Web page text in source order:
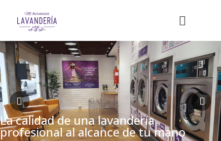
La calidad de una lavandería
profesional al alcance de tu mano